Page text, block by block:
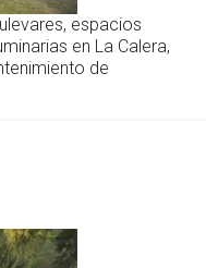
espacios
en La Calera,
de